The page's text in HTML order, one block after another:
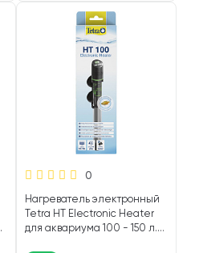
0
Нагреватель электронный
Tetra HT Electronic Heater
для аквариума 100 - 150 л.